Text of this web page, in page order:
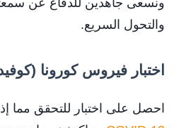
ونسعى جاهدين للدفاع عن
والتحول السريع.
اختبار فيروس كورونا (كوفيد -19)
احصل على اختبار للتحقق مما